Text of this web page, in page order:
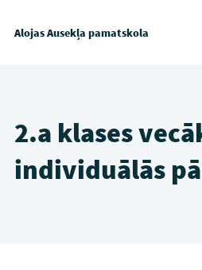
Alojas Ausekļa pamatskola
2.a klases
individuālās